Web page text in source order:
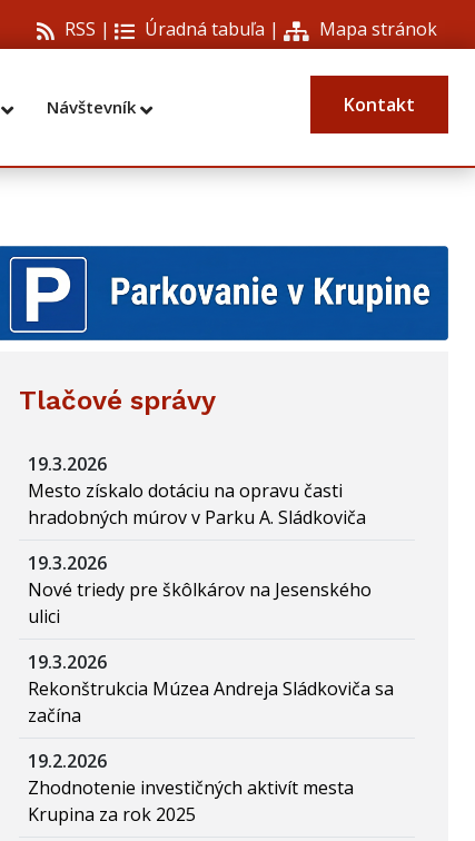
RSS | Úradná tabuľa | Mapa stránok
Návštevník Kontakt
Tlačové správy
19.3.2026
Mesto získalo dotáciu na opravu časti
hradobných múrov v Parku A. Sládkoviča
19.3.2026
Nové triedy pre škôlkárov na Jesenského
ulici
19.3.2026
Rekonštrukcia Múzea Andreja Sládkoviča sa
začína
19.2.2026
Zhodnotenie investičných aktivít mesta
Krupina za rok 2025